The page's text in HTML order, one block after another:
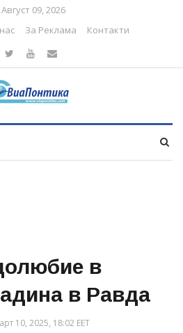
Август 09, 2026
За Реклама Контакти
в
в Равда
10, 2025, 18:02 EET